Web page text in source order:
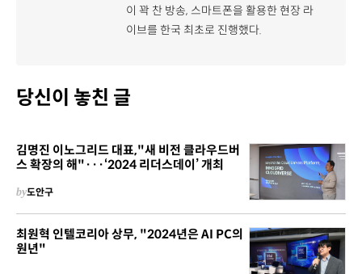
이 꽉 찬 방송, 스마트폰을 활용한 현장 라
이브를 한국 최초로 진행했다.
당신이 놓친 글
김명진 이노그리드 대표,"새 비전 클라우드버
스 확장의 해"···‘2024 리더스데이’ 개최
by도안구
최원혁 인텔코리아 상무, "2024년은 AI PC의
원년"